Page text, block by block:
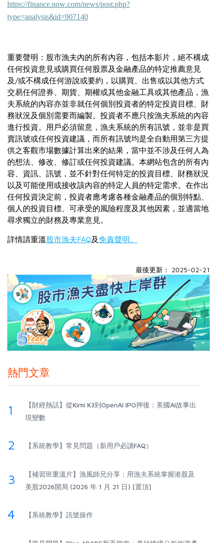
https://finance.now.com/news/post.php?
type=analysis&id=907140
重要聲明：股市漁夫內的所有內容，包括本影片，絕不構成
任何投資意見或購買任何股票及金融產品的特定推薦意見
及/或不構成任何游說或要約，以購買、出售或以其他方式
交易任何證券、期貨、期權或其他金融工具或其他產品，漁
夫系統的內容亦並非就任何個別投資者的特定投資目標、財
務狀況及個別需要而編製。投資者不應只按漁夫系統的內容
進行投資。用戶必須留意，漁夫系統的所有訊號，並非是買
賣訊號或任何投資建議，而所有訊號均是全自動用第三方提
供之客觀市場數據計算出來的結果，當中並不涉及任何人為
的想法、修改、修訂或任何投資建議。本網站包含的所有內
容、資訊、訊號，並不針對任何特定的投資目標、財務狀況
以及可能使用或接收該內容的特定人員的特定需求。在作出
任何投資決定前，投資者應考慮各種金融產品的個別特點、
個人的投資目標、可承受的風險程度及其他因素，並適當地
尋求獨立的財務及專業意見。
詳情請重溫 股市漁夫FAQ及 免責聲明。
最後更新： 2025-02-21
熱門文章
1
【財經熱話】從Kimi K3到OpenAI IPO押後：美國AI故事出
現變數
2 【系統教學】常見問題（新用戶必讀FAQ）
3
【補習班重溫片】漁風師兄分享：用漁夫系統掌握港股及
美股2026開局 (2026 年 1 月 21 日) [置頂]
4 【系統教學】訊號操作